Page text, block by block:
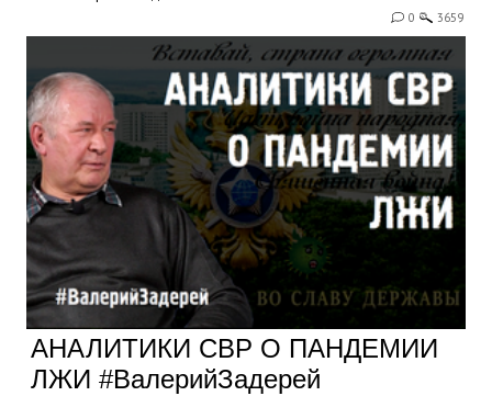
0 3659
АНАЛИТИКИ СВР О ПАНДЕМИИ
ЛЖИ #ВалерийЗадерей